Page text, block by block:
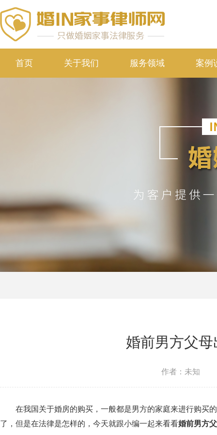
首页 关于我们 服务领域 案例
婚前男方父
作者：未知
在我国关于婚房的购买，一般都是男方的家庭来进行购买的
了，但是在法律是怎样的，今天就跟小编一起来看看婚前男方